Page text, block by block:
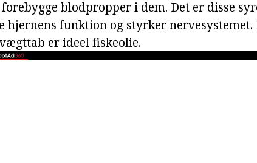
blodpropper i dem. Det er disse
hjernens funktion og styrker
er ideel fiskeolie.